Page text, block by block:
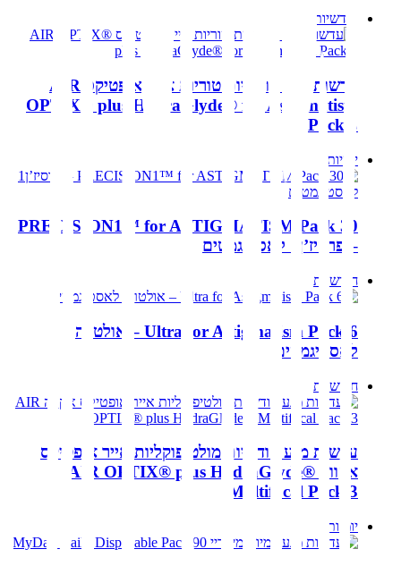
חודשיות
עדשות מגע חודשיות טוריות אייר אופטיקס AIR
OPTIX® plus HydraGlyde® for Astigmatism
Pack 3
יומיות
PRECISION1™ for ASTIGMATISM Pack 30
– פרסיז’ן1 לאסטיגמטים
חודשיות
Ultra for Astigmatism Pack 6 – אולטרה
לאסטיגמטים
חודשיות
עדשות מגע חודשיות מולטיפוקליות אייר אופטיקס
אקווה AIR OPTIX® plus HydraGlyde®
Multifocal Pack 3
יומיות